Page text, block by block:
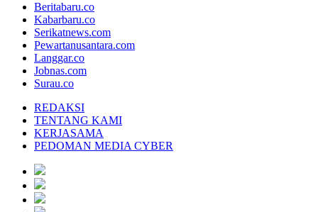
Beritabaru.co
Kabarbaru.co
Serikatnews.com
Pewartanusantara.com
Langgar.co
Jobnas.com
Surau.co
REDAKSI
TENTANG KAMI
KERJASAMA
PEDOMAN MEDIA CYBER